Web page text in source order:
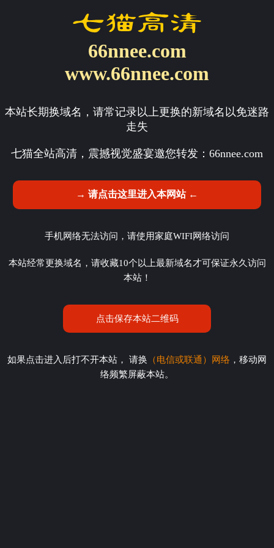
66nnee.com
www.66nnee.com
本站长期换域名，请常记录以上更换的新域名以免迷路
走失
七猫全站高清，震撼视觉盛宴邀您转发： 66nnee.com
→ 请点击这里进入本网站 ←
手机网络无法访问，请使用家庭WIFI网络访问
本站经常更换域名，请收藏10个以上最新域名才可保证永久访问
本站！
点击保存本站二维码
如果点击进入后打不开本站， 请换 （电信或联通）网络 ，移动网
络频繁屏蔽本站。